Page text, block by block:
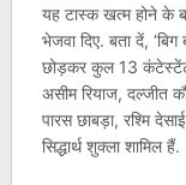
यह टास्क खत्म होने के
भेजवा दिए. बता दें,
छोड़कर कुल 13 कंटेस्टेंट
असीम रियाज, दल्जीत
पारस छाबड़ा, रश्मि
सिद्धार्थ शुक्ला शामिल हैं.